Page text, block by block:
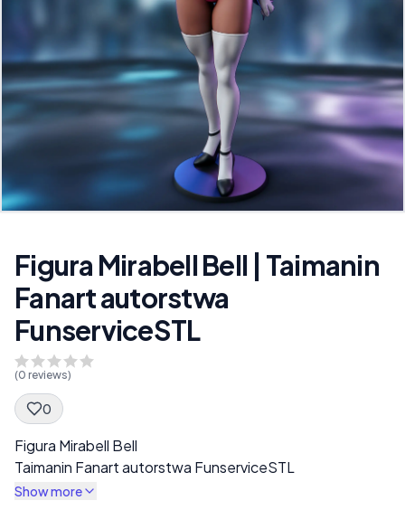
Figura Mirabell Bell | Taimanin
Fanart autorstwa
FunserviceSTL
(0 reviews)
0
Spec Description
Figura Mirabell Bell
Taimanin Fanart autorstwa FunserviceSTL
Show more